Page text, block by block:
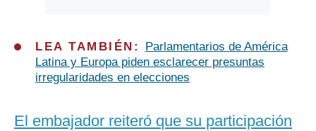
LEA TAMBIÉN:
Parlamentarios de América
Latina y Europa piden esclarecer presuntas
irregularidades en elecciones
El embajador reiteró que su participación